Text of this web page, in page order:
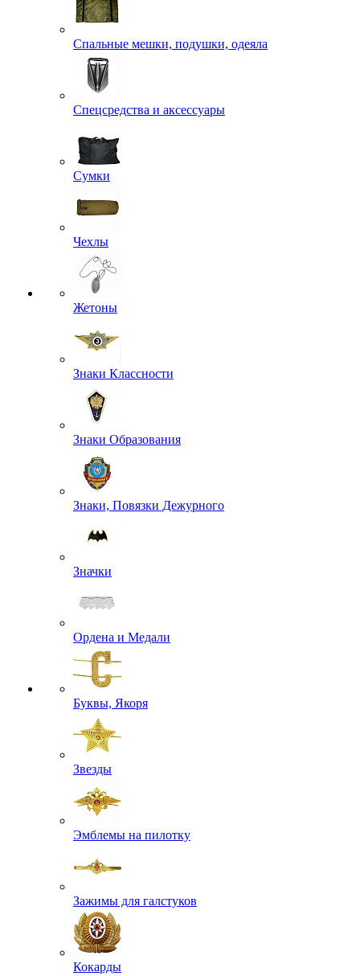
Спальные мешки, подушки, одеяла
Спецсредства и аксессуары
Сумки
Чехлы
Жетоны
Знаки Классности
Знаки Образования
Знаки, Повязки Дежурного
Значки
Ордена и Медали
Буквы, Якоря
Звезды
Эмблемы на пилотку
Зажимы для галстуков
Кокарды